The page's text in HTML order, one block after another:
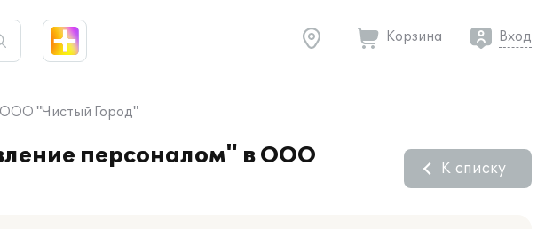
Корзина Вход
ООО "Чистый Город"
персоналом" в ООО
К списку